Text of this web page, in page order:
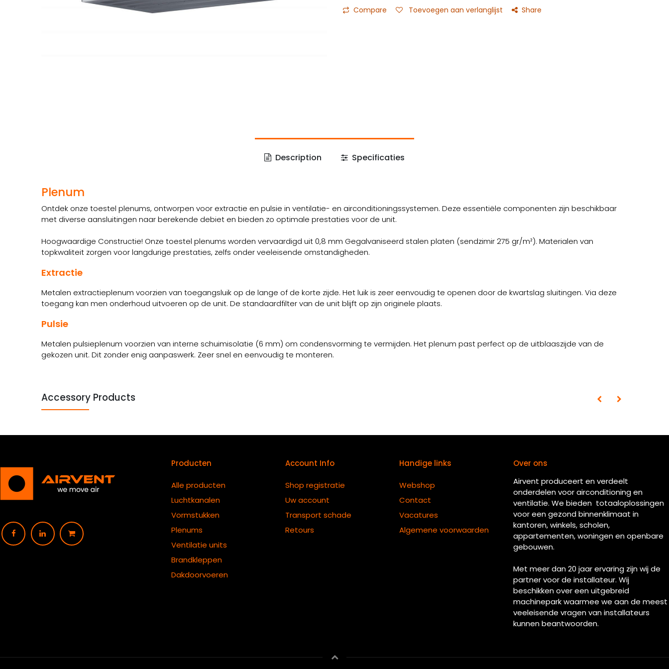
Compare Toevoegen aan verlanglijst Share
Description Specificaties
Plenum
Ontdek onze toestel plenums, ontworpen voor extractie en pulsie in ventilatie- en airconditioningssystemen. Deze essentiële componenten zijn beschikbaar
met diverse aansluitingen naar berekende debiet en bieden zo optimale prestaties voor de unit.
Hoogwaardige Constructie! Onze toestel plenums worden vervaardigd uit 0,8 mm Gegalvaniseerd stalen platen (sendzimir 275 gr/m²). Materialen van
topkwaliteit zorgen voor langdurige prestaties, zelfs onder veeleisende omstandigheden.
Extractie
Metalen extractieplenum voorzien van toegangsluik op de lange of de korte zijde. Het luik is zeer eenvoudig te openen door de kwartslag sluitingen. Via deze
toegang kan men onderhoud uitvoeren op de unit. De standaardfilter van de unit blijft op zijn originele plaats.
Pulsie
Metalen pulsieplenum voorzien van interne schuimisolatie (6 mm) om condensvorming te vermijden. Het plenum past perfect op de uitblaaszijde van de
gekozen unit. Dit zonder enig aanpaswerk. Zeer snel en eenvoudig te monteren.
Accessory Products
Producten
Alle producten
Luchtkanalen
Vormstukken
Plenums
Ventilatie units
Brandkleppen
Dakdoorvoeren
Account Info
Shop registratie
Uw account
Transport schade
Retours
Handige links
Webshop
Contact
Vacatures
Algemene voorwaarden
Over ons
Airvent produceert en verdeelt
onderdelen voor airconditioning en
ventilatie. We bieden totaaloplossingen
voor een gezond binnenklimaat in
kantoren, winkels, scholen,
appartementen, woningen en openbare
gebouwen.
Met meer dan 20 jaar ervaring zijn wij de
partner voor de installateur. Wij
beschikken over een uitgebreid
machinepark waarmee we aan de meest
veeleisende vragen van installateurs
kunnen beantwoorden.